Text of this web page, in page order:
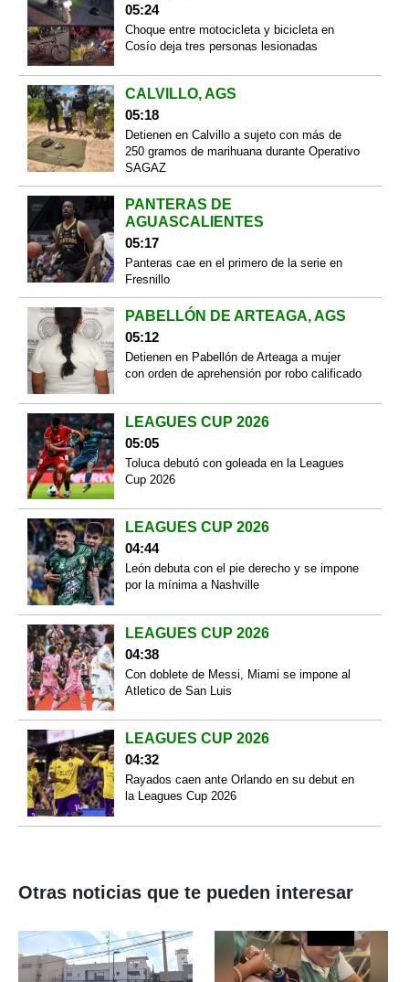
05:24
Choque entre motocicleta y bicicleta en
Cosío deja tres personas lesionadas
CALVILLO, AGS
05:18
Detienen en Calvillo a sujeto con más de
250 gramos de marihuana durante Operativo
SAGAZ
PANTERAS DE
AGUASCALIENTES
05:17
Panteras cae en el primero de la serie en
Fresnillo
PABELLÓN DE ARTEAGA, AGS
05:12
Detienen en Pabellón de Arteaga a mujer
con orden de aprehensión por robo calificado
LEAGUES CUP 2026
05:05
Toluca debutó con goleada en la Leagues
Cup 2026
LEAGUES CUP 2026
04:44
León debuta con el pie derecho y se impone
por la mínima a Nashville
LEAGUES CUP 2026
04:38
Con doblete de Messi, Miami se impone al
Atletico de San Luis
LEAGUES CUP 2026
04:32
Rayados caen ante Orlando en su debut en
la Leagues Cup 2026
Otras noticias que te pueden interesar